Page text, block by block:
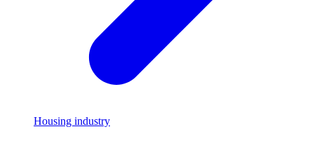
Housing industry